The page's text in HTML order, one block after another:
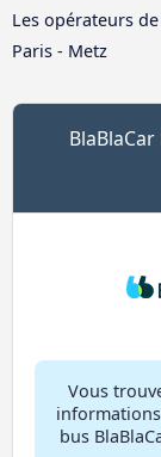
Les opérateurs
Paris - Metz
Vous
bus